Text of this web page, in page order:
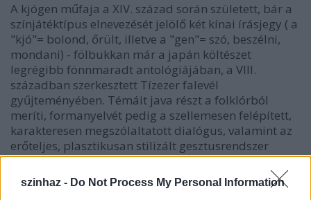
szinhaz - Do Not Process My Personal Information
A kjógen műfaja a XIV. század során született, bár a
színjátéktípus elnevezését jelölő két kínai írásjegy ( a
"kjó"= bolond, őrült, illetve a "gen"= szó, beszélni,
mondani) - fölbukkan már a japán költészet
legrégibb fönnmaradt antológiájában, a VIII.
században szerkesztett Tízezer falevél
gyűjteményében. Témáit java részt a folklórból
meríti, formanyelvét pedig a szellemesen felépített,
karakteresen megszólaltatott dialógus, valamint az
erőteljes, plasztikusan stilizált gesztusrendszer
határozza meg. A színészek arca mozdulatlan, ám
megengedett számukra a nevetés, a fájdalom, a
harag, az öröm, a meglepődés és a csodálkozás